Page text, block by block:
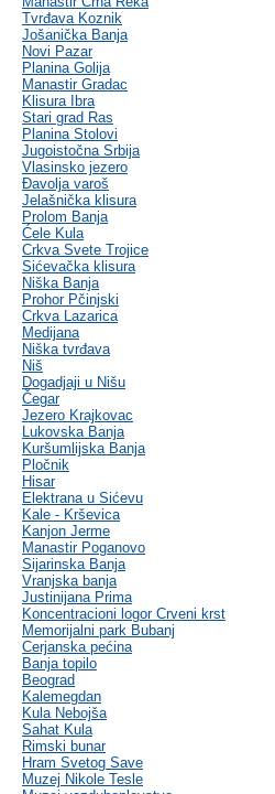
Tvrđava Koznik
Jošanička Banja
Novi Pazar
Planina Golija
Manastir Gradac
Klisura Ibra
Stari grad Ras
Planina Stolovi
Jugoistočna Srbija
Vlasinsko jezero
Đavolja varoš
Jelašnička klisura
Prolom Banja
Ćele Kula
Crkva Svete Trojice
Sićevačka klisura
Niška Banja
Prohor Pčinjski
Crkva Lazarica
Medijana
Niška tvrđava
Niš
Dogadjaji u Nišu
Čegar
Jezero Krajkovac
Lukovska Banja
Kuršumlijska Banja
Pločnik
Hisar
Elektrana u Sićevu
Kale - Krševica
Kanjon Jerme
Manastir Poganovo
Sijarinska Banja
Vranjska banja
Justinijana Prima
Koncentracioni logor Crveni krst
Memorijalni park Bubanj
Cerjanska pećina
Banja topilo
Beograd
Kalemegdan
Kula Nebojša
Sahat Kula
Rimski bunar
Hram Svetog Save
Muzej Nikole Tesle